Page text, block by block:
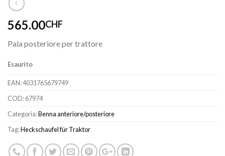
565.00CHF
Pala posteriore per trattore
Esaurito
EAN:4031765679749
COD:67974
Categoria:Benna anteriore/posteriore
Tag:Heckschaufel für Traktor